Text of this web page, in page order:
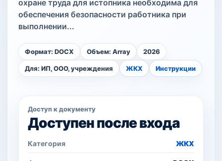
охране труда для истопника необходима для
обеспечения безопасности работника при
выполнении...
Формат: DOCX Объем: Array 2026
Для: ИП, ООО, учреждения ЖКХ Инструкции
Доступ к документу
Доступен после входа
Категория ЖКХ